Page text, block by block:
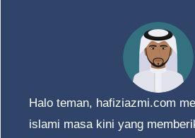
Halo teman, hafiziazmi.com
islami masa kini yang